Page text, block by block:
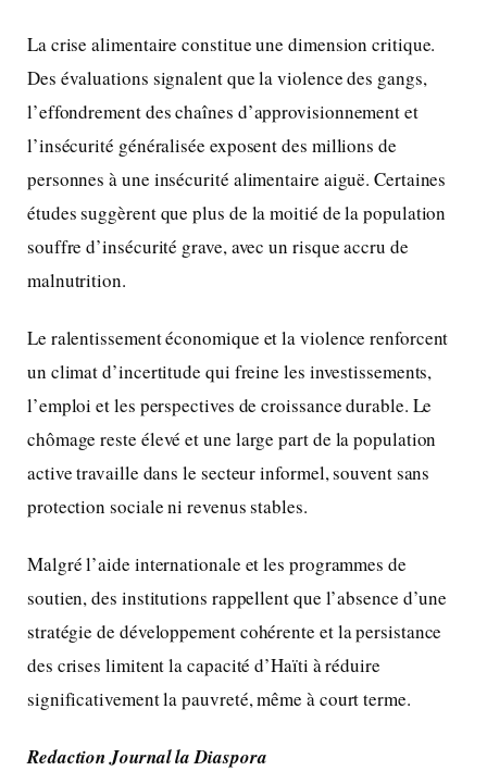
La crise alimentaire constitue une dimension critique.
Des évaluations signalent que la violence des gangs,
l’effondrement des chaînes d’approvisionnement et
l’insécurité généralisée exposent des millions de
personnes à une insécurité alimentaire aiguë. Certaines
études suggèrent que plus de la moitié de la population
souffre d’insécurité grave, avec un risque accru de
malnutrition.
Le ralentissement économique et la violence renforcent
un climat d’incertitude qui freine les investissements,
l’emploi et les perspectives de croissance durable. Le
chômage reste élevé et une large part de la population
active travaille dans le secteur informel, souvent sans
protection sociale ni revenus stables.
Malgré l’aide internationale et les programmes de
soutien, des institutions rappellent que l’absence d’une
stratégie de développement cohérente et la persistance
des crises limitent la capacité d’Haïti à réduire
significativement la pauvreté, même à court terme.
Redaction Journal la Diaspora